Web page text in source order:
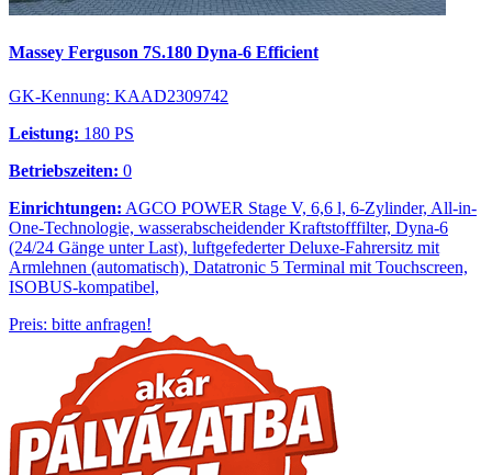
Massey Ferguson 7S.180 Dyna-6 Efficient
GK-Kennung: KAAD2309742
Leistung: 180 PS
Betriebszeiten: 0
Einrichtungen: AGCO POWER Stage V, 6,6 l, 6-Zylinder, All-in-
One-Technologie, wasserabscheidender Kraftstofffilter, Dyna-6
(24/24 Gänge unter Last), luftgefederter Deluxe-Fahrersitz mit
Armlehnen (automatisch), Datatronic 5 Terminal mit Touchscreen,
ISOBUS-kompatibel,
Preis: bitte anfragen!